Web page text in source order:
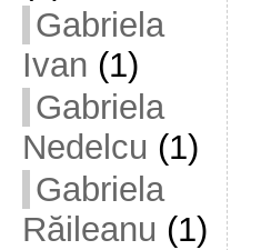
Gabriela
Ivan (1)
Gabriela
Nedelcu (1)
Gabriela
Răileanu (1)